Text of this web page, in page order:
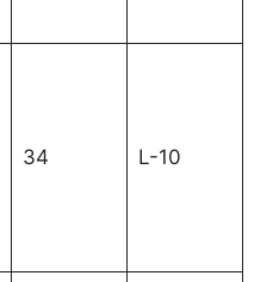
34 L-10